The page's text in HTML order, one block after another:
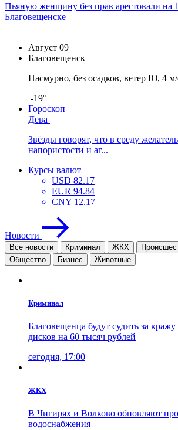
Пьяную женщину без прав арестовали на
Благовещенске
Август 09
Благовещенск
Пасмурно, без осадков, ветер Ю, 4
-19°
Гороскоп
Дева
Звёзды говорят, что в среду
напористости и аг...
Курсы валют
USD 82.17
EUR 94.84
CNY 12.17
Новости
Все новости Криминал ЖКХ
Общество
Бизнес Животные
Криминал
Благовещенца будут судить за
дисков на 60 тысяч рублей
сегодня, 17:00
ЖКХ
В Чигирях и Волково обновляют
водоснабжения